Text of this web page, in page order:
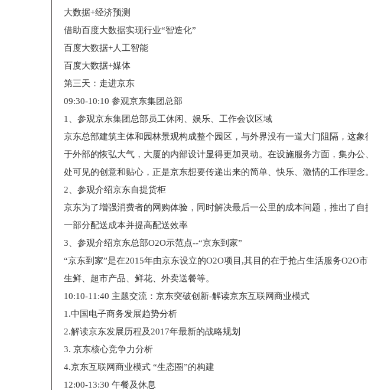
大数据+经济预测
借助百度大数据实现行业“智造化”
百度大数据+人工智能
百度大数据+媒体
第三天：走进京东
09:30-10:10 参观京东集团总部
1、参观京东集团总部员工休闲、娱乐、工作会议区域
京东总部建筑主体和园林景观构成整个园区，与外界没有一道大门阻隔，这
于外部的恢弘大气，大厦的内部设计显得更加灵动。在设施服务方面，集办
处可见的创意和贴心，正是京东想要传递出来的简单、快乐、激情的工作理念
2、参观介绍京东自提货柜
京东为了增强消费者的网购体验，同时解决最后一公里的成本问题，推出了
一部分配送成本并提高配送效率
3、参观介绍京东总部O2O示范点--“京东到家”
“京东到家”是在2015年由京东设立的O2O项目,其目的在于抢占生活服务O2O
生鲜、超市产品、鲜花、外卖送餐等。
10:10-11:40 主题交流：京东突破创新-解读京东互联网商业模式
1.中国电子商务发展趋势分析
2.解读京东发展历程及2017年最新的战略规划
3. 京东核心竞争力分析
4.京东互联网商业模式 “生态圈”的构建
12:00-13:30 午餐及休息